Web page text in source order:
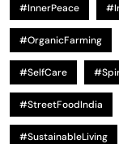
#InnerPeace
#OrganicFarming
#SelfCare
#StreetFoodIndia
#SustainableLiving